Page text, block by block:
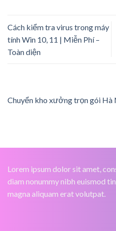
Cách kiểm tra virus trong máy
tính Win 10, 11 | Miễn Phí –
Toàn diện
Chuyển kho xưởng trọn gói Hà
Lorem ipsum dolor sit amet,
diam nonummy nibh euismod
magna aliquam erat volutpat.